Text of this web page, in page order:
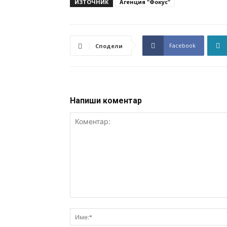
ИЗТОЧНИК Агенция "Фокус"
Сподели Facebook
Напиши коментар